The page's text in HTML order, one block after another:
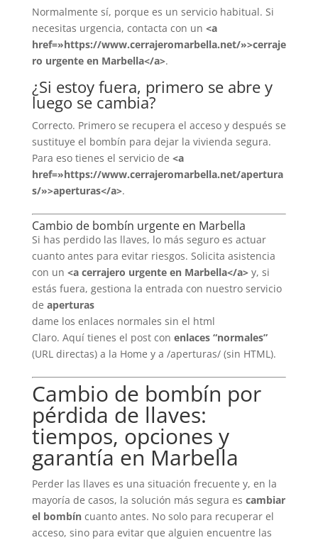
Normalmente sí, porque es un servicio habitual. Si
necesitas urgencia, contacta con un <a
href=»https://www.cerrajeromarbella.net/»>cerraje
ro urgente en Marbella</a>.
¿Si estoy fuera, primero se abre y
luego se cambia?
Correcto. Primero se recupera el acceso y después se
sustituye el bombín para dejar la vivienda segura.
Para eso tienes el servicio de <a
href=»https://www.cerrajeromarbella.net/apertura
s/»>aperturas</a>.
Cambio de bombín urgente en Marbella
Si has perdido las llaves, lo más seguro es actuar
cuanto antes para evitar riesgos. Solicita asistencia
con un <a cerrajero urgente en Marbella</a>y, si
estás fuera, gestiona la entrada con nuestro servicio
de aperturas
dame los enlaces normales sin el html
Claro. Aquí tienes el post con enlaces “normales”
(URL directas) a la Home y a /aperturas/ (sin HTML).
Cambio de bombín por
pérdida de llaves:
tiempos, opciones y
garantía en Marbella
Perder las llaves es una situación frecuente y, en la
mayoría de casos, la solución más segura es cambiar
el bombíncuanto antes. No solo para recuperar el
acceso, sino para evitar que alguien encuentre las